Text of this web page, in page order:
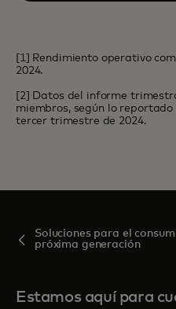
[1] Rendimiento operativo
2024.
[2] Datos del informe
miembros, según lo reportado
tercer trimestre de 2024.
Soluciones para el
próxima generación
Estamos aquí para